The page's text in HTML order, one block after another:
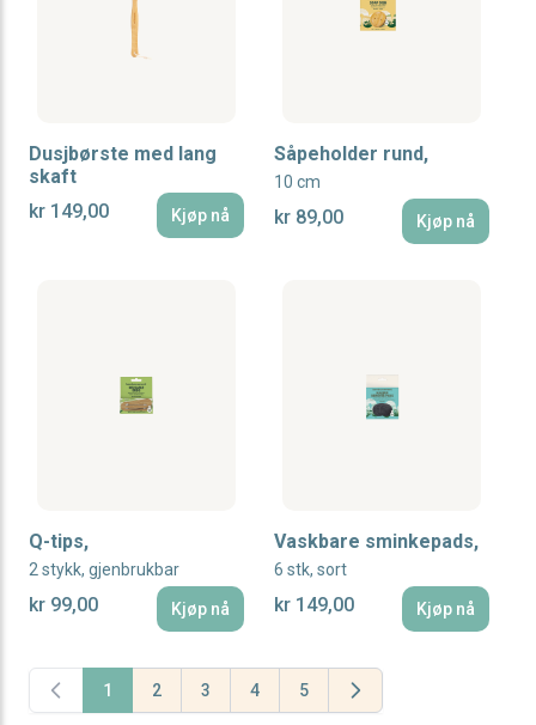
Dusjbørste med lang
skaft
kr 149,00
Kjøp nå
Såpeholder rund,
10 cm
kr 89,00 Kjøp nå
Q-tips,
2 stykk, gjenbrukbar
kr 99,00 Kjøp nå
Vaskbare sminkepads,
6 stk, sort
kr 149,00 Kjøp nå
You're currently reading page
1
Page
2
Page
3
Page
4
Page
5